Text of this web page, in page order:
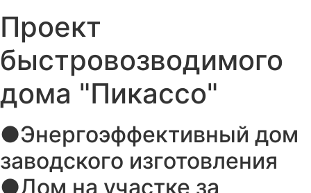
Проект
быстровозводимого
дома "Пикассо"
●Энергоэффективный дом
заводского изготовления
●Дом на участке за